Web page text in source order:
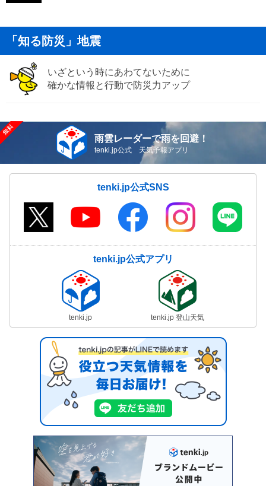
「知る防災」地震
いざという時にあわてないために
確かな情報と行動で防災力アップ
雨雲レーダーで雨を回避！
tenki.jp公式 天気予報アプリ
tenki.jp公式SNS
tenki.jp公式アプリ
tenki.jp tenki.jp 登山天気